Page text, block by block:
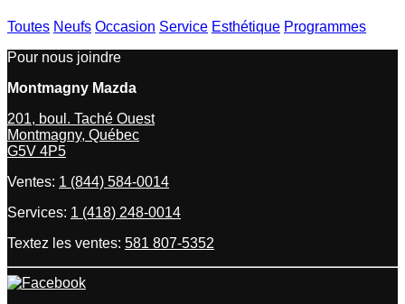
Toutes Neufs Occasion Service Esthétique Programmes
Pour nous joindre
Montmagny Mazda
201, boul. Taché Ouest
Montmagny, Québec
G5V 4P5
Ventes: 1 (844) 584-0014
Services: 1 (418) 248-0014
Textez les ventes: 581 807-5352